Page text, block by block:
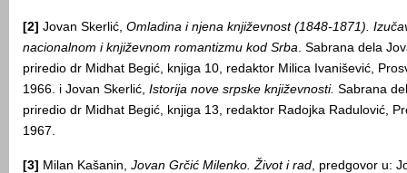
[2] Jovan Skerlić, Omladina i njena književnost (1848-1871).
nacionalnom i književnom romantizmu kod Srba. Sabrana dela
priredio dr Midhat Begić, knjiga 10, redaktor Milica Ivanišević,
1966. i Jovan Skerlić, Istorija nove srpske književnosti. Sabrana
priredio dr Midhat Begić, knjiga 13, redaktor Radojka Radulović,
1967.
[3] Milan Kašanin, Jovan Grčić Milenko. Život i rad, predgovor u: